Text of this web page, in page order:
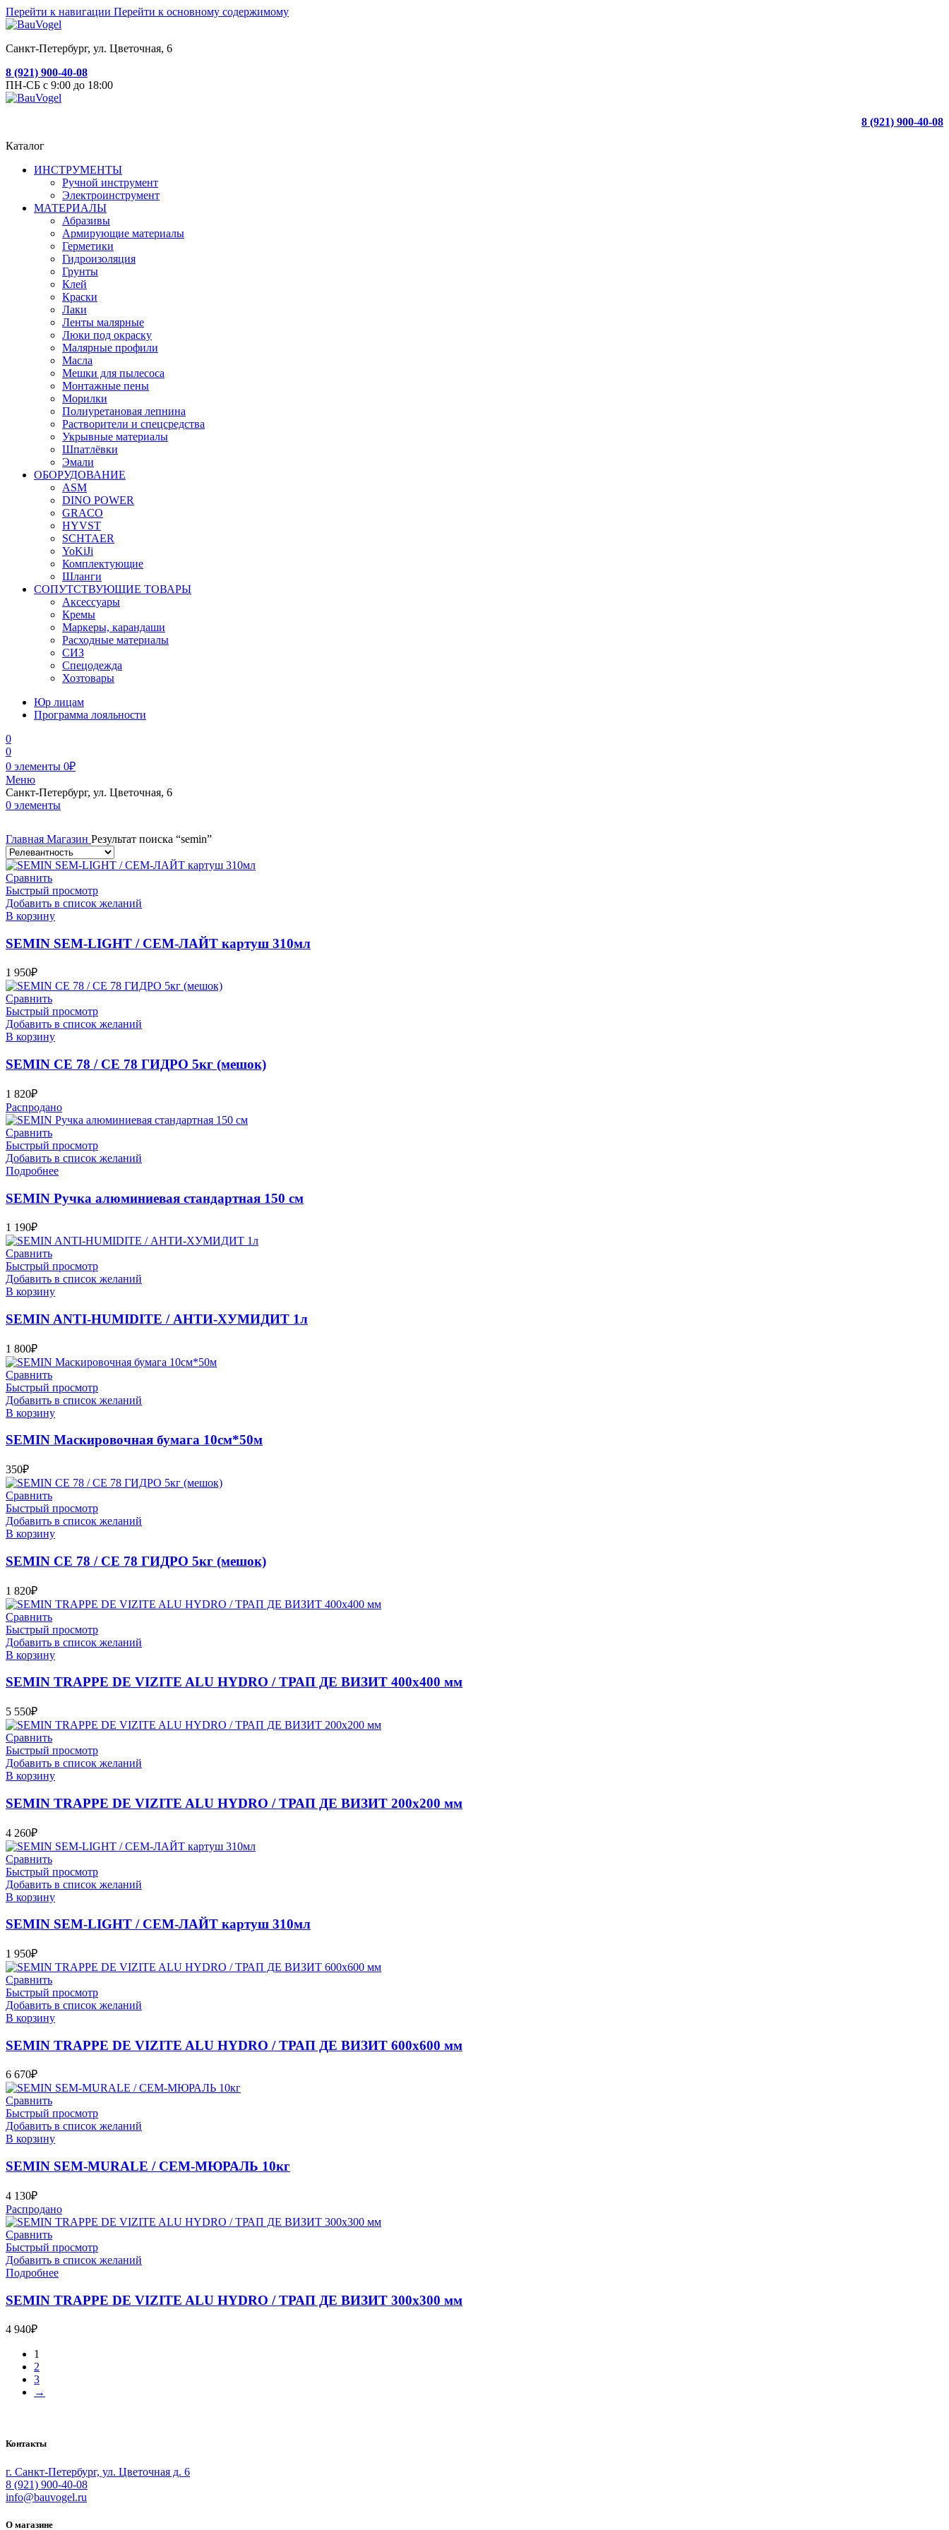
Перейти к навигации Перейти к основному содержимому
Санкт-Петербург, ул. Цветочная, 6
8 (921) 900-40-08
ПН-СБ с 9:00 до 18:00
8 (921) 900-40-08
Каталог
ИНСТРУМЕНТЫ
Ручной инструмент
Электроинструмент
МАТЕРИАЛЫ
Абразивы
Армирующие материалы
Герметики
Гидроизоляция
Грунты
Клей
Краски
Лаки
Ленты малярные
Люки под окраску
Малярные профили
Масла
Мешки для пылесоса
Монтажные пены
Морилки
Полиуретановая лепнина
Растворители и спецсредства
Укрывные материалы
Шпатлёвки
Эмали
ОБОРУДОВАНИЕ
ASM
DINO POWER
GRACO
HYVST
SCHTAER
YoKiJi
Комплектующие
Шланги
СОПУТСТВУЮЩИЕ ТОВАРЫ
Аксессуары
Кремы
Маркеры, карандаши
Расходные материалы
СИЗ
Спецодежда
Хозтовары
Юр лицам
Программа лояльности
0
0
0 элементы 0₽
Меню
Санкт-Петербург, ул. Цветочная, 6
0 элементы
Главная Магазин Результат поиска “semin”
Сравнить
Быстрый просмотр
Добавить в список желаний
В корзину
SEMIN SEM-LIGHT / СЕМ-ЛАЙТ картуш 310мл
1 950₽
Сравнить
Быстрый просмотр
Добавить в список желаний
В корзину
SEMIN СЕ 78 / СЕ 78 ГИДРО 5кг (мешок)
1 820₽
Распродано
Сравнить
Быстрый просмотр
Добавить в список желаний
Подробнее
SEMIN Ручка алюминиевая стандартная 150 см
1 190₽
Сравнить
Быстрый просмотр
Добавить в список желаний
В корзину
SEMIN ANTI-HUMIDITE / АНТИ-ХУМИДИТ 1л
1 800₽
Сравнить
Быстрый просмотр
Добавить в список желаний
В корзину
SEMIN Маскировочная бумага 10см*50м
350₽
Сравнить
Быстрый просмотр
Добавить в список желаний
В корзину
SEMIN СЕ 78 / СЕ 78 ГИДРО 5кг (мешок)
1 820₽
Сравнить
Быстрый просмотр
Добавить в список желаний
В корзину
SEMIN TRAPPE DE VIZITE ALU HYDRO / ТРАП ДЕ ВИЗИТ 400х400 мм
5 550₽
Сравнить
Быстрый просмотр
Добавить в список желаний
В корзину
SEMIN TRAPPE DE VIZITE ALU HYDRO / ТРАП ДЕ ВИЗИТ 200х200 мм
4 260₽
Сравнить
Быстрый просмотр
Добавить в список желаний
В корзину
SEMIN SEM-LIGHT / СЕМ-ЛАЙТ картуш 310мл
1 950₽
Сравнить
Быстрый просмотр
Добавить в список желаний
В корзину
SEMIN TRAPPE DE VIZITE ALU HYDRO / ТРАП ДЕ ВИЗИТ 600х600 мм
6 670₽
Сравнить
Быстрый просмотр
Добавить в список желаний
В корзину
SEMIN SEM-MURALE / СЕМ-МЮРАЛЬ 10кг
4 130₽
Распродано
Сравнить
Быстрый просмотр
Добавить в список желаний
Подробнее
SEMIN TRAPPE DE VIZITE ALU HYDRO / ТРАП ДЕ ВИЗИТ 300х300 мм
4 940₽
1
2
3
→
Контакты
г. Санкт-Петербург, ул. Цветочная д. 6
8 (921) 900-40-08
info@bauvogel.ru
О магазине